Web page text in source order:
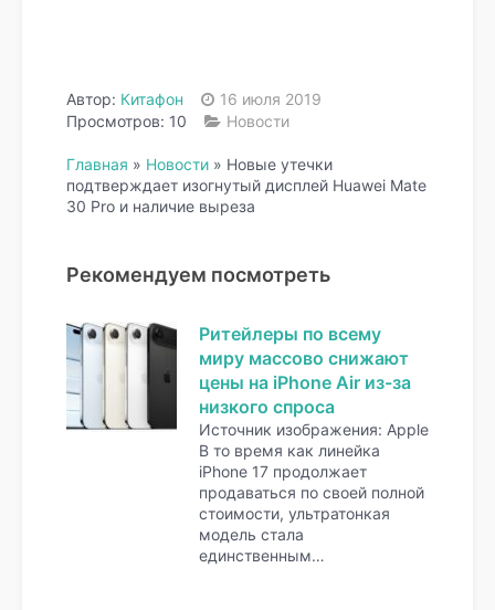
Автор: Китафон
16 июля 2019
Просмотров: 10
Новости
Главная » Новости » Новые утечки
подтверждает изогнутый дисплей Huawei Mate
30 Pro и наличие выреза
Рекомендуем посмотреть
Ритейлеры по всему
миру массово снижают
цены на iPhone Air из-за
низкого спроса
Источник изображения: Apple
В то время как линейка
iPhone 17 продолжает
продаваться по своей полной
стоимости, ультратонкая
модель стала
единственным…